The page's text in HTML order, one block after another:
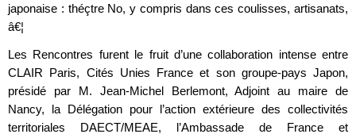
japonaise : théçtre No, y compris dans ces coulisses, artisanats,
â€¦
Les Rencontres furent le fruit d’une collaboration intense entre
CLAIR Paris, Cités Unies France et son groupe-pays Japon,
présidé par M. Jean-Michel Berlemont, Adjoint au maire de
Nancy, la Délégation pour l’action extérieure des collectivités
territoriales DAECT/MEAE, l’Ambassade de France et